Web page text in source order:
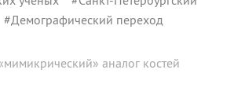
#Демографический переход
аналог костей